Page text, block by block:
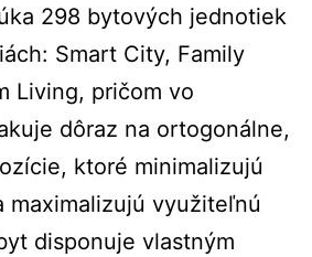
298 bytových jednotiek
Smart City, Family
Living, pričom vo
dôraz na ortogonálne,
ktoré minimalizujú
maximalizujú využiteľnú
disponuje vlastným